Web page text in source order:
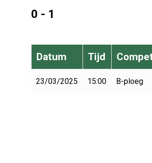
0 - 1
Datum Tijd
23/03/2025 15:00 B-ploeg